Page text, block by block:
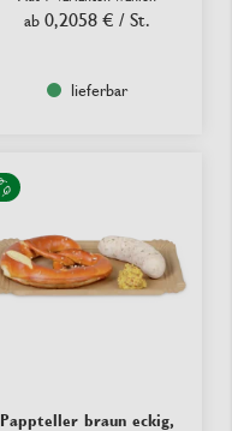
ab 0,2058 € / St.
lieferbar
Pappteller braun eckig,